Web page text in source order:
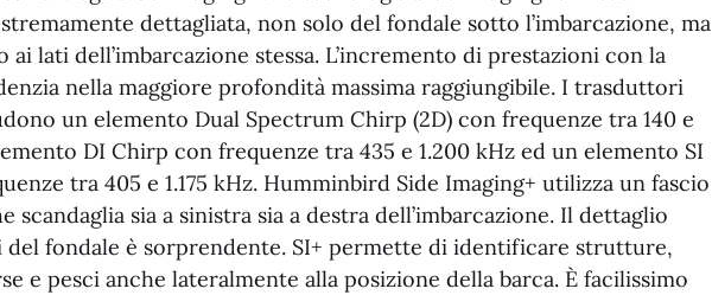
dettagliata, non solo del fondale sotto l’imbarcazione, ma
ai lati dell’imbarcazione stessa. L’incremento di prestazioni con la
nella maggiore profondità massima raggiungibile. I trasduttori
un elemento Dual Spectrum Chirp (2D) con frequenze tra 140 e
DI Chirp con frequenze tra 435 e 1.200 kHz ed un elemento SI
tra 405 e 1.175 kHz. Humminbird Side Imaging+ utilizza un fascio
scandaglia sia a sinistra sia a destra dell’imbarcazione. Il dettaglio
del fondale è sorprendente. SI+ permette di identificare strutture,
e pesci anche lateralmente alla posizione della barca. È facilissimo